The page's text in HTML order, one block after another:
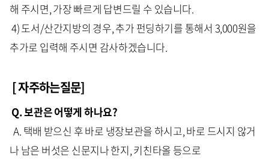
해 주시면, 가장 빠르게 답변드릴 수 있습니다.
4) 도서/산간지방의 경우, 추가 펀딩하기를 통해서 3,000원을
추가로 입력해 주시면 감사하겠습니다.
[ 자주하는질문]
Q. 보관은 어떻게 하나요?
A. 택배 받으신 후 바로 냉장보관을 하시고, 바로 드시지 않거
나 남은 버섯은 신문지나 한지, 키친타올 등으로